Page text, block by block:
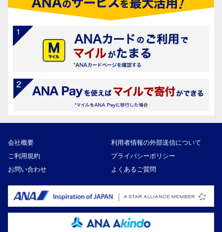
会社概要
利用者情報の外部送信について
ご利用規約
プライバシーポリシー
お問い合わせ
よくあるご質問